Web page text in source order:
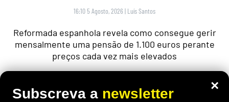
16:10 5 Agosto, 2026 | Luís Santos
Reformada espanhola revela como consegue gerir
mensalmente uma pensão de 1.100 euros perante
preços cada vez mais elevados
×
Subscreva a newsletter